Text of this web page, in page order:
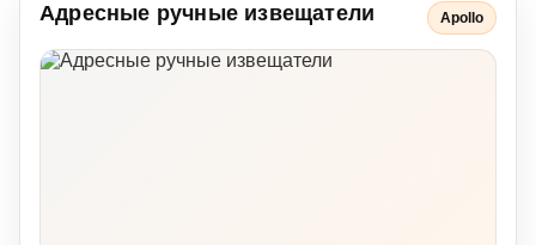
Адресные ручные извещатели Apollo